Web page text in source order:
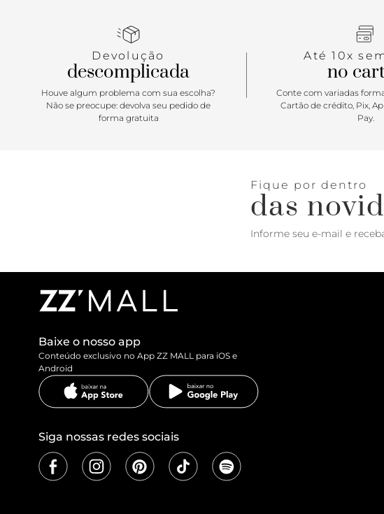
Devolução
descomplicada
Houve algum problema com sua escolha?
Não se preocupe: devolva seu pedido de
forma gratuita
Até 10x
no
Conte com variadas
Cartão de crédito, Pix,
Pay.
Fique por dentro
das
Informe seu e-mail e
Baixe o nosso app
Conteúdo exclusivo no App ZZ MALL para iOS e
Android
Siga nossas redes sociais